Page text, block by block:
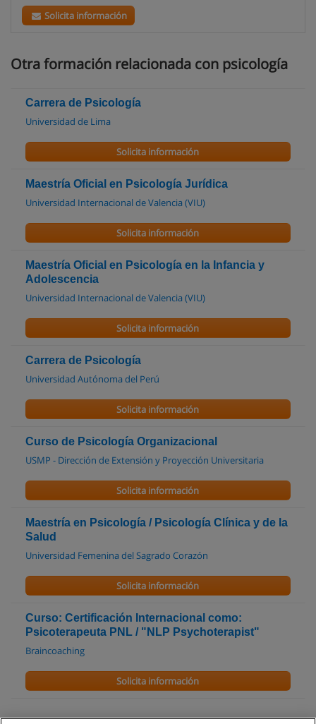
Solicita información
Otra formación relacionada con psicología
Carrera de Psicología
Universidad de Lima
Solicita información
Maestría Oficial en Psicología Jurídica
Universidad Internacional de Valencia (VIU)
Solicita información
Maestría Oficial en Psicología en la Infancia y
Adolescencia
Universidad Internacional de Valencia (VIU)
Solicita información
Carrera de Psicología
Universidad Autónoma del Perú
Solicita información
Curso de Psicología Organizacional
USMP - Dirección de Extensión y Proyección Universitaria
Solicita información
Maestría en Psicología / Psicología Clínica y de la
Salud
Universidad Femenina del Sagrado Corazón
Solicita información
Curso: Certificación Internacional como:
Psicoterapeuta PNL / "NLP Psychoterapist"
Braincoaching
Solicita información